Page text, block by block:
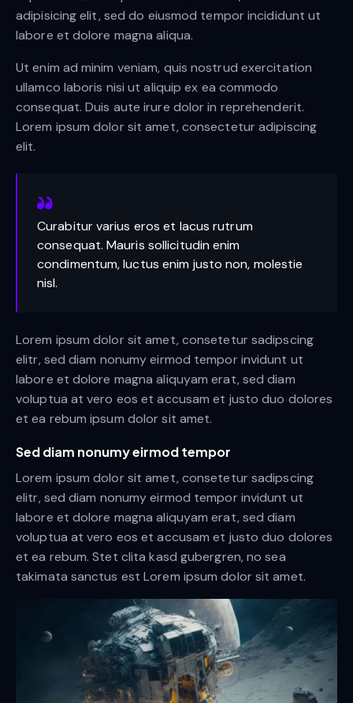
adipisicing elit, sed do eiusmod tempor incididunt ut
labore et dolore magna aliqua.
Ut enim ad minim veniam, quis nostrud exercitation
ullamco laboris nisi ut aliquip ex ea commodo
consequat. Duis aute irure dolor in reprehenderit.
Lorem ipsum dolor sit amet, consectetur adipiscing
elit.
Curabitur varius eros et lacus rutrum
consequat. Mauris sollicitudin enim
condimentum, luctus enim justo non, molestie
nisl.
Lorem ipsum dolor sit amet, consetetur sadipscing
elitr, sed diam nonumy eirmod tempor invidunt ut
labore et dolore magna aliquyam erat, sed diam
voluptua at vero eos et accusam et justo duo dolores
et ea rebum ipsum dolor sit amet.
Sed diam nonumy eirmod tempor
Lorem ipsum dolor sit amet, consetetur sadipscing
elitr, sed diam nonumy eirmod tempor invidunt ut
labore et dolore magna aliquyam erat, sed diam
voluptua at vero eos et accusam et justo duo dolores
et ea rebum. Stet clita kasd gubergren, no sea
takimata sanctus est Lorem ipsum dolor sit amet.